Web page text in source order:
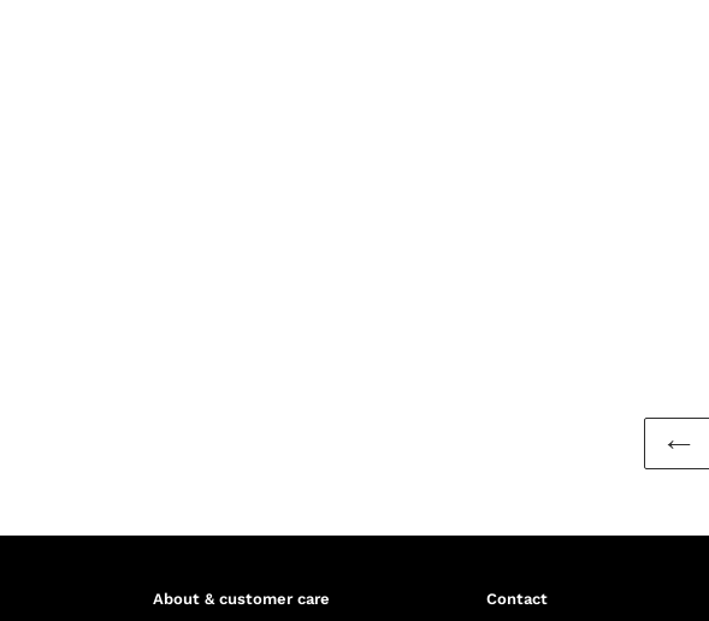
About & customer care Contact